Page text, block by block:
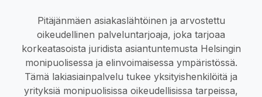
Pitäjänmäen asiakaslähtöinen ja arvostettu
oikeudellinen palveluntarjoaja, joka tarjoaa
korkeatasoista juridista asiantuntemusta Helsingin
monipuolisessa ja elinvoimaisessa ympäristössä.
Tämä lakiasiainpalvelu tukee yksityishenkilöitä ja
yrityksiä monipuolisissa oikeudellisissa tarpeissa,